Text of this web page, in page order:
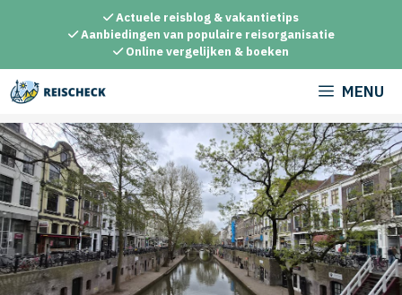
inhoud
Actuele reisblog & vakantietips
Aanbiedingen van populaire reisorganisatie
Online vergelijken & boeken
MENU